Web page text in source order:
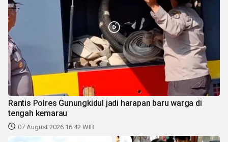
Rantis Polres Gunungkidul jadi harapan baru warga di
tengah kemarau
07 August 2026 16:42 WIB